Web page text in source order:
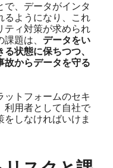
で、データがインタ
るようになり、これ
ティ対策が求められ
題は、 データをい
状態に保ちつつ、
故からデータを守る
ットフォームのセキ
利用者として自社で
をしなければいけま